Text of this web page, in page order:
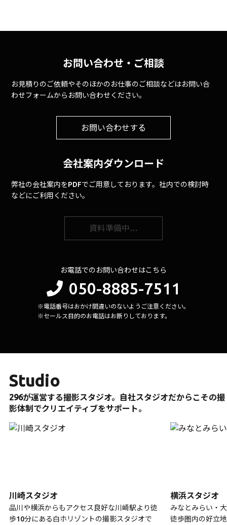
お問い合わせ・ご相談
お見積りのご依頼やそのほかのお仕事のご相談などはお問い合
わせフォームからお問い合わせください。
お問い合わせする
会社案内ダウンロード
弊社の会社案内をPDFでご用意しております。社内での検討時
などにご利用ください。
資料準備中…
お電話でのお問い合わせはこちら
050-8885-7511
※電話番号はおかけ間違いのないようご注意ください。
※セールス目的のお電話はお断りしております。
Studio
296が運営する撮影スタジオ。自社スタジオだからこその撮
影体制でクリエイティブをサポート。
川崎スタジオ
品川や横浜からもアクセス良好な川崎駅より徒
歩10分にある白ホリゾントの撮影スタジオで
横浜スタジオ
みなとみらい・
徒歩圏内の好立